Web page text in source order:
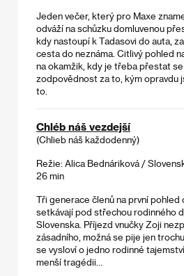
Jeden večer, který pro Maxe
odváží na schůzku domluvenou
kdy nastoupí k Tadasovi do auta,
cesta do neznáma. Citlivý pohled
na okamžik, kdy je třeba přestat
zodpovědnost za to, kým opravdu
to.
Chléb náš vezdejší
(Chlieb náš každodenný)
Režie: Alica Bednáriková /
26 min
Tři generace členů na první
setkávají pod střechou rodinného
Slovenska. Příjezd vnučky Zoji
zásadního, možná se pije jen
se vysloví o jedno rodinné
menší tragédii…